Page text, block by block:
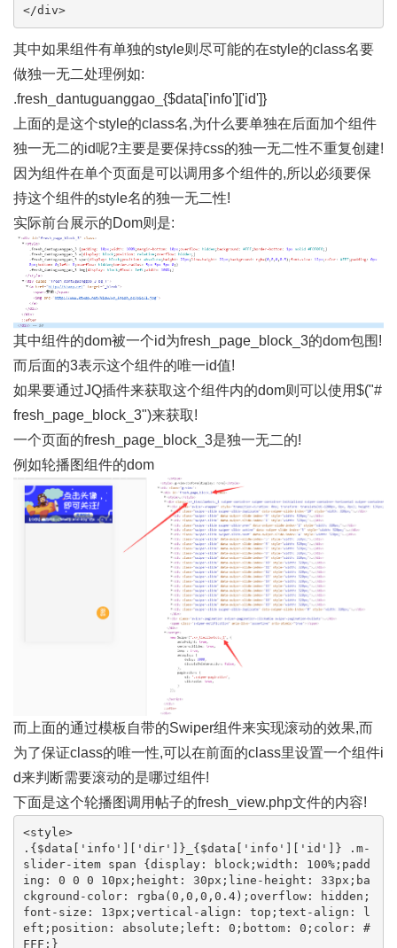
</div>
其中如果组件有单独的style则尽可能的在style的class名要
做独一无二处理例如:
.fresh_dantuguanggao_{$data['info']['id']}
上面的是这个style的class名,为什么要单独在后面加个组件
独一无二的id呢?主要是要保持css的独一无二性不重复创建!
因为组件在单个页面是可以调用多个组件的,所以必须要保
持这个组件的style名的独一无二性!
实际前台展示的Dom则是:
其中组件的dom被一个id为fresh_page_block_3的dom包围!
而后面的3表示这个组件的唯一id值!
如果要通过JQ插件来获取这个组件内的dom则可以使用$("#
fresh_page_block_3")来获取!
一个页面的fresh_page_block_3是独一无二的!
例如轮播图组件的dom
而上面的通过模板自带的Swiper组件来实现滚动的效果,而
为了保证class的唯一性,可以在前面的class里设置一个组件i
d来判断需要滚动的是哪过组件!
下面是这个轮播图调用帖子的fresh_view.php文件的内容!
<style>
.{$data['info']['dir']}_{$data['info']['id']} .m-
slider-item span {display: block;width: 100%;padd
ing: 0 0 0 10px;height: 30px;line-height: 33px;ba
ckground-color: rgba(0,0,0,0.4);overflow: hidden;
font-size: 13px;vertical-align: top;text-align: l
eft;position: absolute;left: 0;bottom: 0;color: #
FFF;}